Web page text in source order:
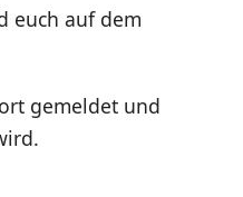
euch auf dem
gemeldet und